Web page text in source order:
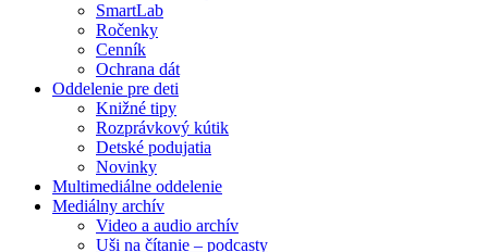
SmartLab
Ročenky
Cenník
Ochrana dát
Oddelenie pre deti
Knižné tipy
Rozprávkový kútik
Detské podujatia
Novinky
Multimediálne oddelenie
Mediálny archív
Video a audio archív
Uši na čítanie – podcasty